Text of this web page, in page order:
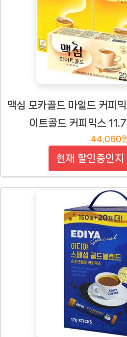
맥심 모카골드 마일드 커피
이트골드 커피믹스
44,060
현재 할인중인지